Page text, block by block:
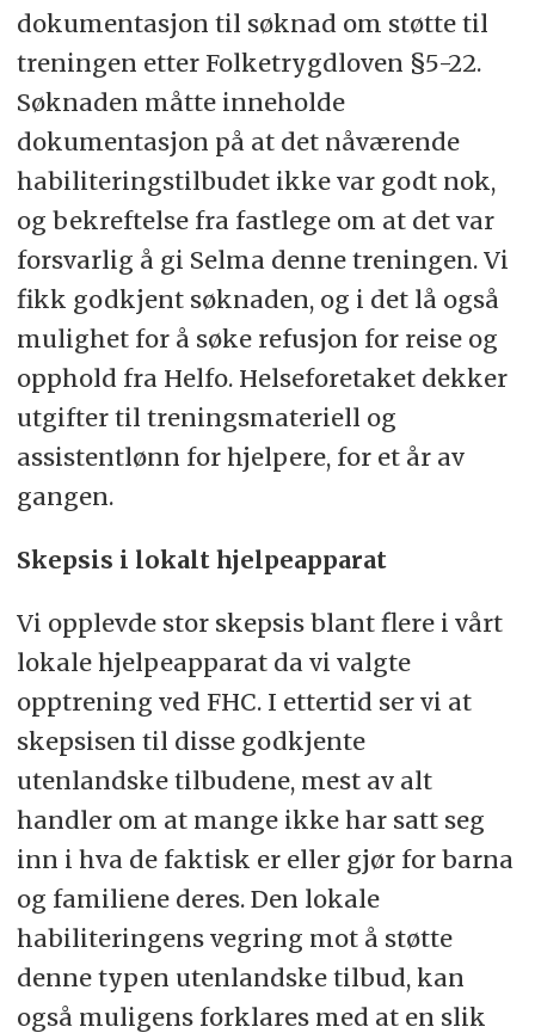
dokumentasjon til søknad om støtte til
treningen etter Folketrygdloven §5-22.
Søknaden måtte inneholde
dokumentasjon på at det nåværende
habiliteringstilbudet ikke var godt nok,
og bekreftelse fra fastlege om at det var
forsvarlig å gi Selma denne treningen. Vi
fikk godkjent søknaden, og i det lå også
mulighet for å søke refusjon for reise og
opphold fra Helfo. Helseforetaket dekker
utgifter til treningsmateriell og
assistentlønn for hjelpere, for et år av
gangen.
Skepsis i lokalt hjelpeapparat
Vi opplevde stor skepsis blant flere i vårt
lokale hjelpeapparat da vi valgte
opptrening ved FHC. I ettertid ser vi at
skepsisen til disse godkjente
utenlandske tilbudene, mest av alt
handler om at mange ikke har satt seg
inn i hva de faktisk er eller gjør for barna
og familiene deres. Den lokale
habiliteringens vegring mot å støtte
denne typen utenlandske tilbud, kan
også muligens forklares med at en slik